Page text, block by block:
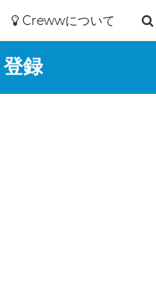
Crewwについて
録